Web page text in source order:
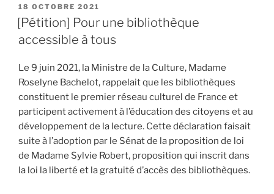
PUBLIÉ
LE
18 OCTOBRE 2021
[Pétition] Pour une bibliothèque
accessible à tous
Le 9 juin 2021, la Ministre de la Culture, Madame
Roselyne Bachelot, rappelait que les bibliothèques
constituent le premier réseau culturel de France et
participent activement à l’éducation des citoyens et au
développement de la lecture. Cette déclaration faisait
suite à l’adoption par le Sénat de la proposition de loi
de Madame Sylvie Robert, proposition qui inscrit dans
la loi la liberté et la gratuité d’accès des bibliothèques.